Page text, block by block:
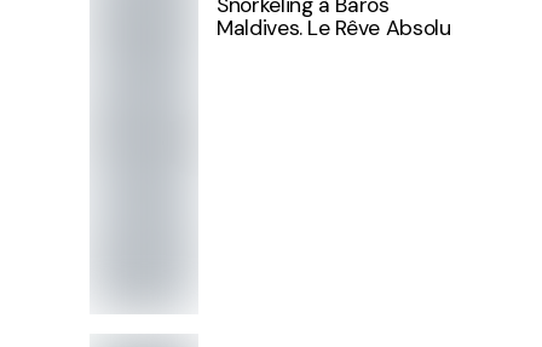
Maldives. Le Rêve Absolu